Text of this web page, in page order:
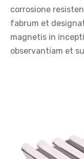
corrosione
fabrum et
magnetis in
observantiam et